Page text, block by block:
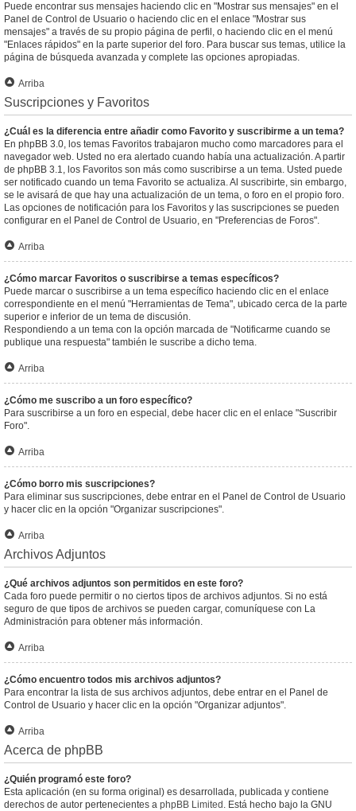
Puede encontrar sus mensajes haciendo clic en "Mostrar sus mensajes" en el
Panel de Control de Usuario o haciendo clic en el enlace "Mostrar sus
mensajes" a través de su propio página de perfil, o haciendo clic en el menú
"Enlaces rápidos" en la parte superior del foro. Para buscar sus temas, utilice la
página de búsqueda avanzada y complete las opciones apropiadas.
Arriba
Suscripciones y Favoritos
¿Cuál es la diferencia entre añadir como Favorito y suscribirme a un tema?
En phpBB 3.0, los temas Favoritos trabajaron mucho como marcadores para el
navegador web. Usted no era alertado cuando había una actualización. A partir
de phpBB 3.1, los Favoritos son más como suscribirse a un tema. Usted puede
ser notificado cuando un tema Favorito se actualiza. Al suscribirte, sin embargo,
se le avisará de que hay una actualización de un tema, o foro en el propio foro.
Las opciones de notificación para los Favoritos y las suscripciones se pueden
configurar en el Panel de Control de Usuario, en "Preferencias de Foros".
Arriba
¿Cómo marcar Favoritos o suscribirse a temas específicos?
Puede marcar o suscribirse a un tema específico haciendo clic en el enlace
correspondiente en el menú "Herramientas de Tema", ubicado cerca de la parte
superior e inferior de un tema de discusión.
Respondiendo a un tema con la opción marcada de "Notificarme cuando se
publique una respuesta" también le suscribe a dicho tema.
Arriba
¿Cómo me suscribo a un foro específico?
Para suscribirse a un foro en especial, debe hacer clic en el enlace "Suscribir
Foro".
Arriba
¿Cómo borro mis suscripciones?
Para eliminar sus suscripciones, debe entrar en el Panel de Control de Usuario
y hacer clic en la opción "Organizar suscripciones".
Arriba
Archivos Adjuntos
¿Qué archivos adjuntos son permitidos en este foro?
Cada foro puede permitir o no ciertos tipos de archivos adjuntos. Si no está
seguro de que tipos de archivos se pueden cargar, comuníquese con La
Administración para obtener más información.
Arriba
¿Cómo encuentro todos mis archivos adjuntos?
Para encontrar la lista de sus archivos adjuntos, debe entrar en el Panel de
Control de Usuario y hacer clic en la opción "Organizar adjuntos".
Arriba
Acerca de phpBB
¿Quién programó este foro?
Esta aplicación (en su forma original) es desarrollada, publicada y contiene
derechos de autor pertenecientes a phpBB Limited . Está hecho bajo la GNU